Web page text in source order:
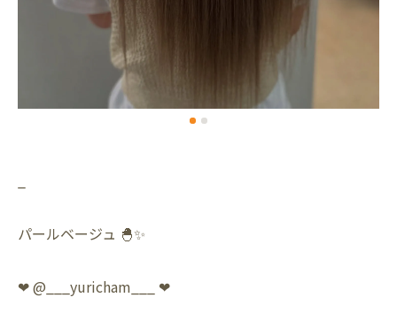
パールベージュ 🐣✨
❤︎ @___yuricham___ ❤︎